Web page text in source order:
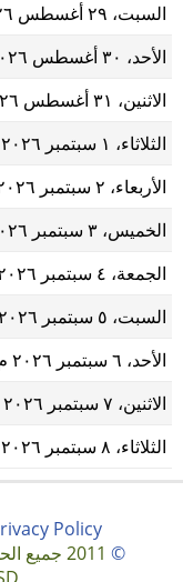
السبت، ٢٩ أغسطس ٢٠٢٦ م
الأحد، ٣٠ أغسطس ٢٠٢٦ م
الاثنين، ٣١ أغسطس ٢٠٢٦ م
الثلاثاء، ١ سبتمبر ٢٠٢٦ م
الأربعاء، ٢ سبتمبر ٢٠٢٦ م
الخميس، ٣ سبتمبر ٢٠٢٦ م
الجمعة، ٤ سبتمبر ٢٠٢٦ م
السبت، ٥ سبتمبر ٢٠٢٦ م
الأحد، ٦ سبتمبر ٢٠٢٦ م
الاثنين، ٧ سبتمبر ٢٠٢٦ م
الثلاثاء، ٨ سبتمبر ٢٠٢٦ م
Policy
©